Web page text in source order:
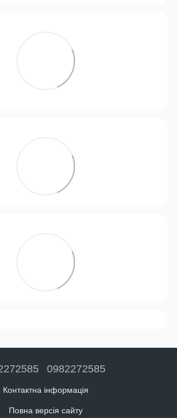
0982272585
Контактна інформація
Повна версія сайту